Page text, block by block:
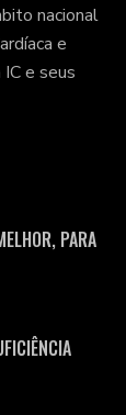
nacional
e
e seus
PARA